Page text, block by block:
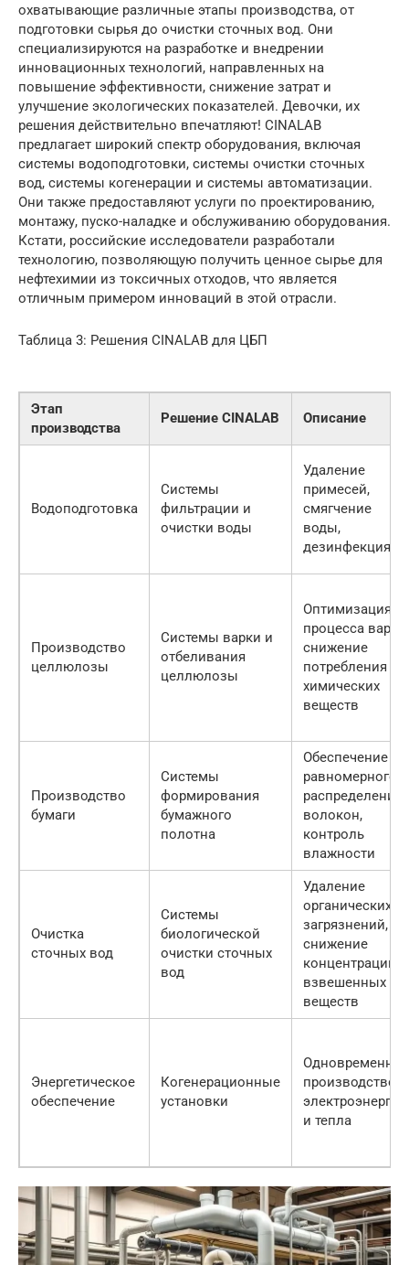
охватывающие различные этапы производства, от
подготовки сырья до очистки сточных вод. Они
специализируются на разработке и внедрении
инновационных технологий, направленных на
повышение эффективности, снижение затрат и
улучшение экологических показателей. Девочки, их
решения действительно впечатляют! CINALAB
предлагает широкий спектр оборудования, включая
системы водоподготовки, системы очистки сточных
вод, системы когенерации и системы автоматизации.
Они также предоставляют услуги по проектированию,
монтажу, пуско-наладке и обслуживанию оборудования.
Кстати, российские исследователи разработали
технологию, позволяющую получить ценное сырье для
нефтехимии из токсичных отходов, что является
отличным примером инноваций в этой отрасли.
Таблица 3: Решения CINALAB для ЦБП
Этап
производства
Решение CINALAB Описание
Водоподготовка
Системы
фильтрации и
очистки воды
Удаление
примесей,
смягчение
воды,
дезинфекция
Производство
целлюлозы
Системы варки и
отбеливания
целлюлозы
Оптимизация
процесса варки,
снижение
потребления
химических
веществ
Производство
бумаги
Системы
формирования
бумажного
полотна
Обеспечение
равномерного
распределения
волокон,
контроль
влажности
Очистка
сточных вод
Системы
биологической
очистки сточных
вод
Удаление
органических
загрязнений,
снижение
концентрации
взвешенных
веществ
Энергетическое
обеспечение
Когенерационные
установки
Одновременное
производство
электроэнергии
и тепла